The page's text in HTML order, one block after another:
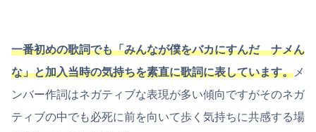
一番初めの歌詞でも「みんなが僕をバカにすんだ ナメん
な」と加入当時の気持ちを素直に歌詞に表しています。 メ
ンバー作詞はネガティブな表現が多い傾向ですがそのネガ
ティブの中でも必死に前を向いて歩く気持ちに共感する場